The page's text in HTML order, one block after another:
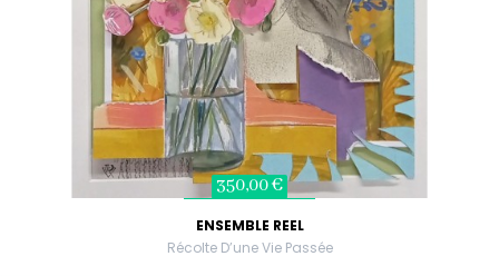
350,00 €
ENSEMBLE REEL
Récolte D’une Vie Passée